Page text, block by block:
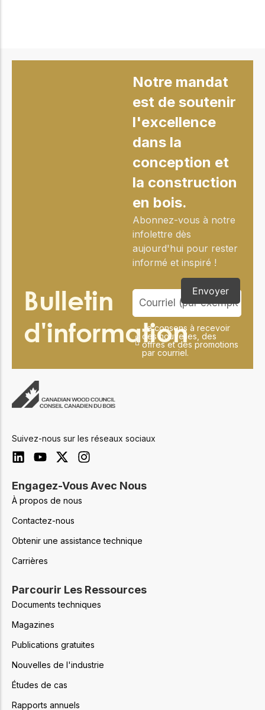
Bulletin
d'information
Notre mandat
est de soutenir
l'excellence
dans la
conception et
la construction
en bois.
Abonnez-vous à notre
infolettre dès
aujourd'hui pour rester
informé et inspiré !
Je consens à recevoir
des nouvelles, des
offres et des promotions
par courriel.
Envoyer
Suivez-nous sur les réseaux sociaux
Engagez-Vous Avec Nous
À propos de nous
Contactez-nous
Obtenir une assistance technique
Carrières
Parcourir Les Ressources
Documents techniques
Magazines
Publications gratuites
Nouvelles de l'industrie
Études de cas
Rapports annuels